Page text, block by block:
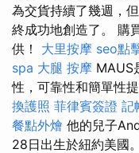
為交貨持續了幾週，
終成功地創造了。 購
供！ 大里按摩 seo點
spa 大腿 按摩 MAUS
性，可靠性和簡單性
換護照 菲律賓簽證 記
餐點外燴 他的兒子
28日出生於紐約美國